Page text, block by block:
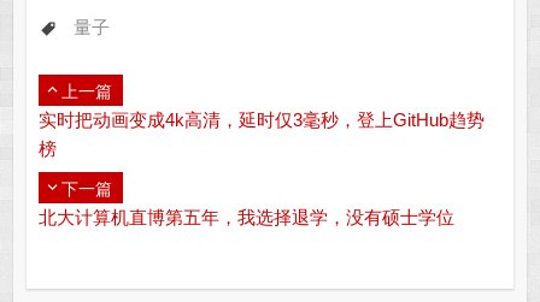
量子
上一篇
实时把动画变成4k高清，延时仅3毫秒，登上GitHub趋势
榜
下一篇
北大计算机直博第五年，我选择退学，没有硕士学位